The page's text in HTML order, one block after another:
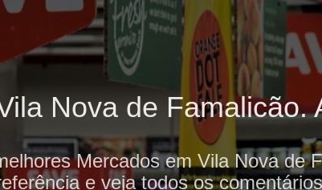
Nova de Famalicão.
Mercados em Vila Nova de
e veja todos os